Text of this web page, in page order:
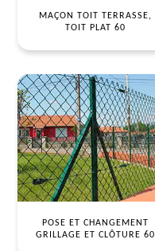
MAÇON TOIT TERRASSE,
TOIT PLAT 60
POSE ET CHANGEMENT
GRILLAGE ET CLÔTURE 60